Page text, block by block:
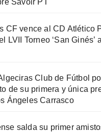
CF vence al CD Atlético
LVII Torneo ‘San Ginés’
Club de Fútbol
de su primera y única
Ángeles Carrasco
salda su primer